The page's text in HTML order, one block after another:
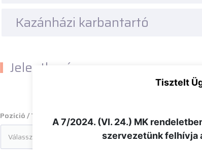
Kazánházi karbantartó
Jelentkezés
Pozíció / Tárgy
Tisztelt
A 7/2024. (VI. 24.) MK
szervezetünk felhívja